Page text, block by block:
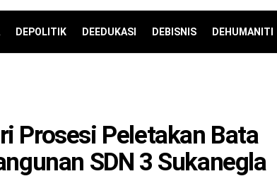
DEPOLITIK DEEDUKASI DEBISNIS DEHUMANITI
Prosesi Peletakan Bata
SDN 3 Sukanegla